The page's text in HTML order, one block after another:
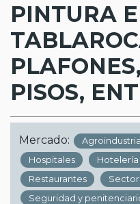
PINTURA
PISOS,
Mercado:
Hospitales
Hotelería
Restaurantes
Seguridad y